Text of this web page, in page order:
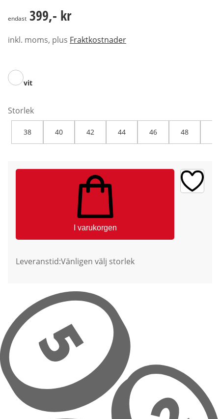
399,- kr
endast 399,- kr
inkl. moms, plus Fraktkostnader
vit
Storlek
38 40 42 44 46 48
I varukorgen
Leveranstid:Vänligen välj storlek